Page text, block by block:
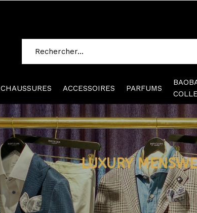
CHAUSSURES ACCESSOIRES PARFUMS
LUXURY